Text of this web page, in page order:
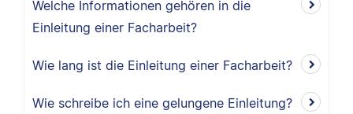
Welche Informationen gehören in die
Einleitung einer Facharbeit?
Wie lang ist die Einleitung einer Facharbeit?
Wie schreibe ich eine gelungene Einleitung?